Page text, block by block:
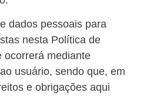
dados pessoais para
nesta Política de
ocorrerá mediante
usuário, sendo que, em
e obrigações aqui